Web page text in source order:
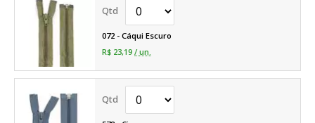
072 - Cáqui Escuro
R$ 23,19 / un.